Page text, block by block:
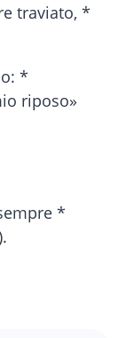
traviato, *
*
riposo»
*